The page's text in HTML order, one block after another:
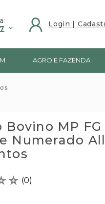
AGRO E FAZENDA
Bovino MP FG
Numerado
☆ (0)